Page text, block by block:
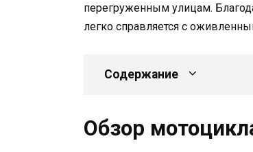
перегруженным улицам.
легко справляется с
Содержание
Обзор